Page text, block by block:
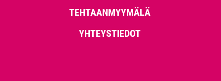
TEHTAANMYYMÄLÄ
YHTEYSTIEDOT